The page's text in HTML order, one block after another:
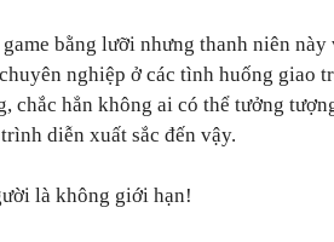
bằng lưỡi nhưng thanh niên này
nghiệp ở các tình huống giao
chắc hẳn không ai có thể tưởng
diễn xuất sắc đến vậy.
là không giới hạn!